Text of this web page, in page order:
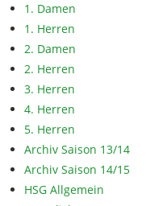
1. Damen
1. Herren
2. Damen
2. Herren
3. Herren
4. Herren
5. Herren
Archiv Saison 13/14
Archiv Saison 14/15
HSG Allgemein